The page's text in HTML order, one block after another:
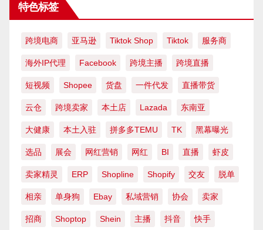
特色标签
跨境电商 亚马逊 Tiktok Shop Tiktok 服务商
海外IP代理 Facebook 跨境主播 跨境直播
短视频 Shopee 货盘 一件代发 直播带货
云仓 跨境卖家 本土店 Lazada 东南亚
大健康 本土入驻 拼多多TEMU TK 黑幕曝光
选品 展会 网红营销 网红 BI 直播 虾皮
卖家精灵 ERP Shopline Shopify 交友 脱单
相亲 单身狗 Ebay 私域营销 协会 卖家
招商 Shoptop Shein 主播 抖音 快手